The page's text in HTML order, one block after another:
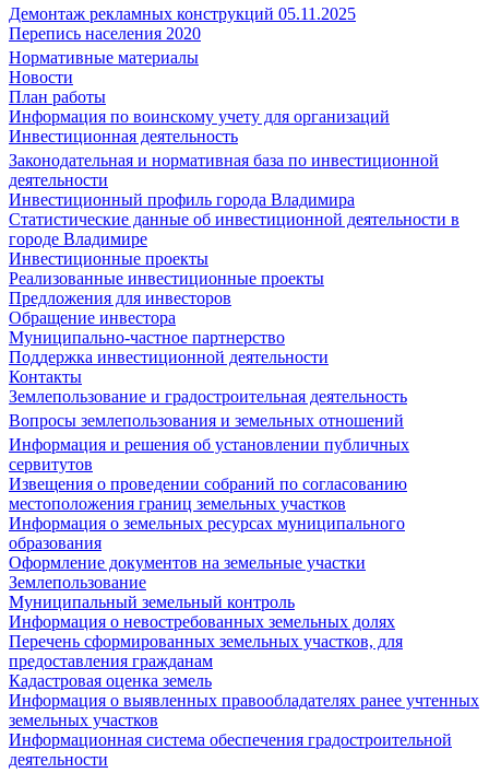
Демонтаж рекламных конструкций 05.11.2025
Перепись населения 2020
Нормативные материалы
Новости
План работы
Информация по воинскому учету для организаций
Инвестиционная деятельность
Законодательная и нормативная база по инвестиционной
деятельности
Инвестиционный профиль города Владимира
Статистические данные об инвестиционной деятельности в
городе Владимире
Инвестиционные проекты
Реализованные инвестиционные проекты
Предложения для инвесторов
Обращение инвестора
Муниципально-частное партнерство
Поддержка инвестиционной деятельности
Контакты
Землепользование и градостроительная деятельность
Вопросы землепользования и земельных отношений
Информация и решения об установлении публичных
сервитутов
Извещения о проведении собраний по согласованию
местоположения границ земельных участков
Информация о земельных ресурсах муниципального
образования
Оформление документов на земельные участки
Землепользование
Муниципальный земельный контроль
Информация о невостребованных земельных долях
Перечень сформированных земельных участков, для
предоставления гражданам
Кадастровая оценка земель
Информация о выявленных правообладателях ранее учтенных
земельных участков
Информационная система обеспечения градостроительной
деятельности